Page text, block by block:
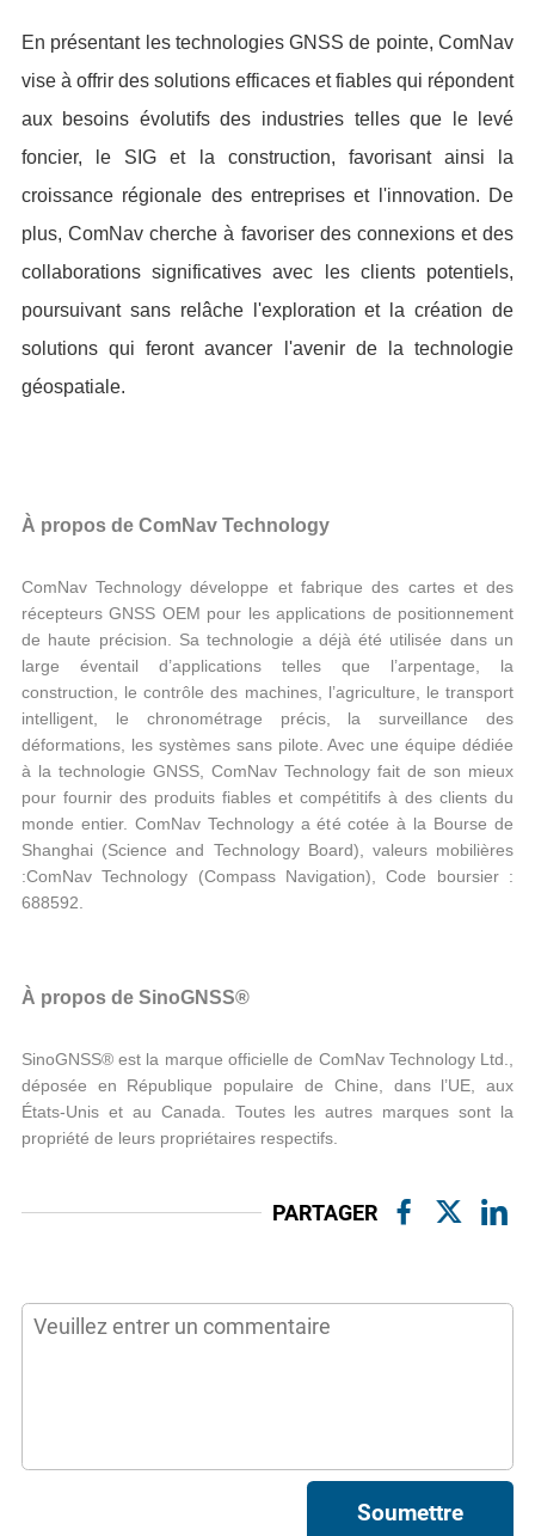
En présentant les technologies GNSS de pointe, ComNav
vise à offrir des solutions efficaces et fiables qui répondent
aux besoins évolutifs des industries telles que le levé
foncier, le SIG et la construction, favorisant ainsi la
croissance régionale des entreprises et l'innovation. De
plus, ComNav cherche à favoriser des connexions et des
collaborations significatives avec les clients potentiels,
poursuivant sans relâche l'exploration et la création de
solutions qui feront avancer l'avenir de la technologie
géospatiale.
À propos de ComNav Technology
ComNav Technology développe et fabrique des cartes et des
récepteurs GNSS OEM pour les applications de positionnement
de haute précision. Sa technologie a déjà été utilisée dans un
large éventail d’applications telles que l’arpentage, la
construction, le contrôle des machines, l’agriculture, le transport
intelligent, le chronométrage précis, la surveillance des
déformations, les systèmes sans pilote. Avec une équipe dédiée
à la technologie GNSS, ComNav Technology fait de son mieux
pour fournir des produits fiables et compétitifs à des clients du
monde entier. ComNav Technology a été cotée à la Bourse de
Shanghai (Science and Technology Board), valeurs mobilières
:ComNav Technology (Compass Navigation), Code boursier :
688592.
À propos de SinoGNSS®
SinoGNSS® est la marque officielle de ComNav Technology Ltd.,
déposée en République populaire de Chine, dans l’UE, aux
États-Unis et au Canada. Toutes les autres marques sont la
propriété de leurs propriétaires respectifs.
PARTAGER
Soumettre